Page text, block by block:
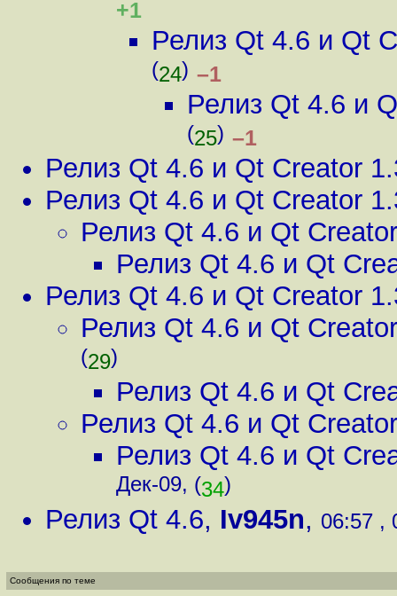
+1
Релиз Qt 4.6 и Qt
(24) –1
Релиз Qt 4.6 и
(25) –1
Релиз Qt 4.6 и Qt Creator
Релиз Qt 4.6 и Qt Creator
Релиз Qt 4.6 и Qt
Релиз Qt 4.6 и Qt
Релиз Qt 4.6 и Qt Creator
Релиз Qt 4.6 и Qt
(29)
Релиз Qt 4.6 и Qt
Релиз Qt 4.6 и Qt
Релиз Qt 4.6 и Qt
Дек-09, (34)
Релиз Qt 4.6, Iv945n, 06:57 ,
Сообщения по теме